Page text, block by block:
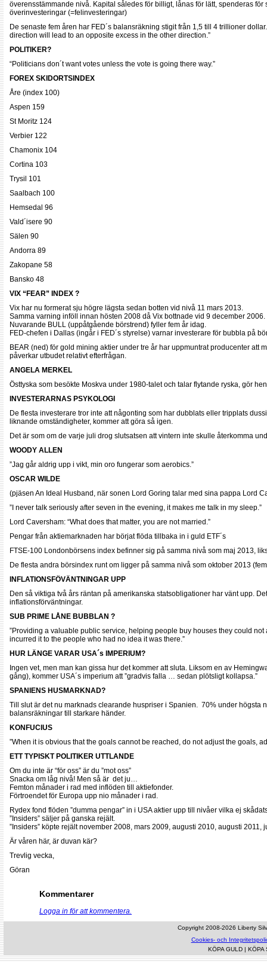
överensstämmande nivå. Kapital således för billigt, lånas för lätt, spenderas
överinvesteringar (=felinvesteringar)
De senaste fem åren har FED´s balansräkning stigit från 1,5 till 4 trillioner
direction will lead to an opposite excess in the other direction.”
POLITIKER?
“Politicians don´t want votes unless the vote is going there way.”
FOREX SKIDORTSINDEX
Åre (index 100)
Aspen 159
St Moritz 124
Verbier 122
Chamonix 104
Cortina 103
Trysil 101
Saalbach 100
Hemsedal 96
Vald´isere 90
Sälen 90
Andorra 89
Zakopane 58
Bansko 48
VIX “FEAR” INDEX ?
Vix har nu formerat sju högre lägsta sedan botten vid nivå 11 mars 2013.
Samma varning inföll innan hösten 2008 då Vix bottnade vid 9 december 2006.
Nuvarande BULL (uppåtgående börstrend) fyller fem år idag.
FED-chefen i Dallas (ingår i FED´s styrelse) varnar investerare för bubbla på
BEAR (ned) för gold mining aktier under tre år har uppmuntrat producenter att
påverkar utbudet relativt efterfrågan.
ANGELA MERKEL
Östtyska som besökte Moskva under 1980-talet och talar flytande ryska, gör
INVESTERARNAS PSYKOLOGI
De flesta investerare tror inte att någonting som har dubblats eller tripplats
liknande omständigheter, kommer att göra så igen.
Det är som om de varje juli drog slutsatsen att vintern inte skulle återkomma
WOODY ALLEN
”Jag går aldrig upp i vikt, min oro fungerar som aerobics.”
OSCAR WILDE
(pjäsen An Ideal Husband, när sonen Lord Goring talar med sina pappa Lord
”I never talk seriously after seven in the evening, it makes me talk in my sleep.”
Lord Caversham: “What does that matter, you are not married.”
Pengar från aktiemarknaden har börjat flöda tillbaka in i guld ETF´s
FTSE-100 Londonbörsens index befinner sig på samma nivå som maj 2013,
De flesta andra börsindex runt om ligger på samma nivå som oktober 2013
INFLATIONSFÖVÄNTNINGAR UPP
Den så viktiga två års räntan på amerikanska statsobligationer har vänt upp.
inflationsförväntningar.
SUB PRIME LÅNE BUBBLAN ?
”Providing a valuable public service, helping people buy houses they could
incurred it to the people who had no idea it was there.”
HUR LÄNGE VARAR USA´s IMPERIUM?
Ingen vet, men man kan gissa hur det kommer att sluta. Liksom en av
gång), kommer USA´s imperium att ”gradvis falla … sedan plötsligt kollapsa.”
SPANIENS HUSMARKNAD?
Till slut är det nu marknads clearande huspriser i Spanien. 70% under högsta
balansräkningar till starkare händer.
KONFUCIUS
”When it is obvious that the goals cannot be reached, do not adjust the goals,
ETT TYPISKT POLITIKER UTTLANDE
Om du inte är “för oss” är du ”mot oss”
Snacka om låg nivå! Men så är det ju…
Femton månader i rad med inflöden till aktiefonder.
Förtroendet för Europa upp nio månader i rad.
Rydex fond flöden ”dumma pengar” in i USA aktier upp till nivåer vilka ej
”Insiders” säljer på ganska rejält.
”Insiders” köpte rejält november 2008, mars 2009, augusti 2010, augusti 2011,
Är våren här, är duvan kär?
Trevlig vecka,
Göran
Kommentarer
Logga in för att kommentera.
Copyright 2008-2026 Liberty
Cookies- och
KÖPA GULD| KÖPA